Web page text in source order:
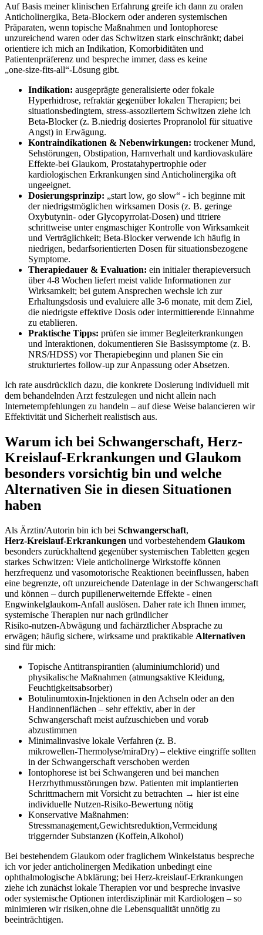
Auf Basis meiner klinischen Erfahrung greife ​ich dann zu oralen
Anticholinergika, Beta-Blockern oder anderen systemischen
Präparaten, wenn topische Maßnahmen und Iontophorese
unzureichend waren oder das Schwitzen stark⁣ einschränkt; dabei
orientiere ich mich an Indikation, Komorbiditäten und
Patientenpräferenz und bespreche ⁢immer, dass‌ es keine
„one‑size‑fits‑all“-Lösung gibt.
Indikation: ausgeprägte‍ generalisierte oder fokale
Hyperhidrose, refraktär gegenüber lokalen Therapien;⁣ bei
situationsbedingtem, stress‑assoziiertem Schwitzen ‍ziehe ich
Beta‑Blocker (z. B.niedrig dosiertes Propranolol für situative
Angst) in Erwägung.
Kontraindikationen & Nebenwirkungen: trockener Mund,
Sehstörungen, Obstipation,‌ Harnverhalt und ⁢kardiovaskuläre
Effekte-bei Glaukom, ‌Prostatahypertrophie‍ oder
kardiologischen Erkrankungen sind Anticholinergika ⁢oft
ungeeignet.
Dosierungsprinzip: ‍„start low, go slow“ ⁤- ich beginne ‌mit
der niedrigstmöglichen wirksamen Dosis (z. B. geringe
Oxybutynin‑ oder Glycopyrrolat‑Dosen) und titriere
schrittweise unter engmaschiger Kontrolle von Wirksamkeit
und Verträglichkeit; Beta‑Blocker verwende ⁤ich ⁣häufig in
niedrigen, bedarfsorientierten Dosen für situationsbezogene
Symptome.
Therapiedauer &⁣ Evaluation: ein initialer therapieversuch
über ⁤4-8 Wochen liefert meist valide Informationen zur
Wirksamkeit; bei‌ gutem Ansprechen ⁣wechsle ‍ich zur
Erhaltungsdosis und ‌evaluiere alle 3-6 monate,‍ mit dem Ziel,
die niedrigste effektive Dosis⁣ oder ⁢intermittierende ⁣Einnahme
⁤zu etablieren.
Praktische Tipps: prüfen sie immer⁣ Begleiterkrankungen
und‌ Interaktionen, dokumentieren Sie Basissymptome (z. B.
NRS/HDSS) ‌vor Therapiebeginn ⁣und planen Sie‍ ein⁢
strukturiertes follow‑up zur⁤ Anpassung oder Absetzen.
⁣Ich rate ausdrücklich dazu, die konkrete Dosierung individuell mit
dem behandelnden Arzt festzulegen und​ nicht ⁣allein nach
Internetempfehlungen zu handeln – ⁤auf ​diese Weise balancieren wir
Effektivität und Sicherheit⁢ realistisch aus.
Warum ich ​bei Schwangerschaft, Herz-
Kreislauf-Erkrankungen und Glaukom
besonders vorsichtig ​bin und ⁢welche
Alternativen Sie in diesen ⁣Situationen
haben
Als‍ Ärztin/Autorin ⁤bin ich ⁢bei‌ Schwangerschaft,
Herz‑Kreislauf‑Erkrankungen und‍ vorbestehendem Glaukom
besonders zurückhaltend‌ gegenüber systemischen Tabletten gegen
starkes Schwitzen:⁢ Viele anticholinerge ​Wirkstoffe können
herzfrequenz und vasomotorische Reaktionen beeinflussen, haben
eine begrenzte, oft unzureichende Datenlage in der Schwangerschaft
und können – durch pupillenerweiternde Effekte ‌- einen
‌Engwinkelglaukom‑Anfall auslösen. Daher rate ich Ihnen immer,
systemische Therapien nur nach gründlicher
Risiko‑nutzen‑Abwägung und fachärztlicher Absprache zu
erwägen; häufig⁣ sichere, wirksame⁣ und⁣ praktikable Alternativen
sind für mich:
Topische‍ Antitranspirantien (aluminiumchlorid) und
physikalische Maßnahmen (atmungsaktive Kleidung,
Feuchtigkeitsabsorber)
Botulinumtoxin‑Injektionen in den Achseln oder an den
Handinnenflächen – ​sehr effektiv, aber in der
Schwangerschaft meist aufzuschieben ⁤und​ vorab
abzustimmen
Minimalinvasive‍ lokale Verfahren (z. ‍B.⁢
mikrowellen‑Thermolyse/miraDry) – elektive eingriffe sollten
in​ der Schwangerschaft verschoben werden
Iontophorese ist bei Schwangeren und bei manchen
⁣Herzrhythmusstörungen bzw. Patienten mit implantierten⁤
Schrittmachern⁤ mit Vorsicht zu betrachten ⁤→ hier ist eine
individuelle ⁣Nutzen‑Risiko‑Bewertung nötig
Konservative⁣ Maßnahmen:
Stressmanagement,Gewichtsreduktion,Vermeidung
⁢triggernder Substanzen (Koffein,Alkohol)
Bei bestehendem Glaukom oder fraglichem​ Winkelstatus bespreche
ich vor jeder anticholinergen‌ Medikation unbedingt eine
ophthalmologische Abklärung; bei Herz‑kreislauf‑Erkrankungen
ziehe ich zunächst lokale Therapien vor⁣ und bespreche invasive
oder systemische Optionen interdisziplinär ⁢mit ⁤Kardiologen‍ – so
minimieren wir risiken,ohne die Lebensqualität unnötig zu
beeinträchtigen.